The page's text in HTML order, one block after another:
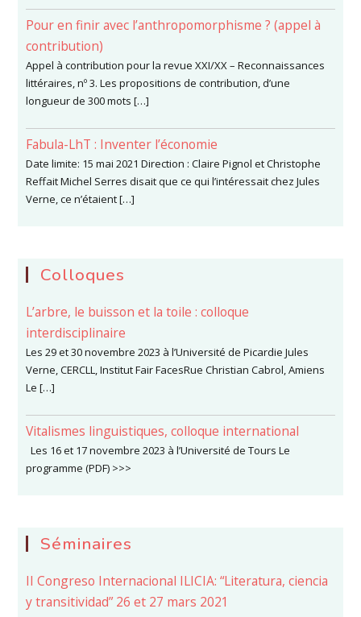
Pour en finir avec l’anthropomorphisme ? (appel à
contribution)
Appel à contribution pour la revue XXI/XX – Reconnaissances
littéraires, nº 3. Les propositions de contribution, d’une
longueur de 300 mots […]
Fabula-LhT : Inventer l’économie
Date limite: 15 mai 2021 Direction : Claire Pignol et Christophe
Reffait Michel Serres disait que ce qui l’intéressait chez Jules
Verne, ce n’étaient […]
Colloques
L’arbre, le buisson et la toile : colloque
interdisciplinaire
Les 29 et 30 novembre 2023 à l’Université de Picardie Jules
Verne, CERCLL, Institut Fair FacesRue Christian Cabrol, Amiens
Le […]
Vitalismes linguistiques, colloque international
Les 16 et 17 novembre 2023 à l’Université de Tours Le
programme (PDF) >>>
Séminaires
II Congreso Internacional ILICIA: “Literatura, ciencia
y transitividad” 26 et 27 mars 2021